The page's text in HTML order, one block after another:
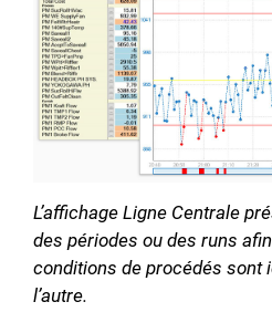
L’affichage Ligne Centrale
des périodes ou des runs
conditions de procédés sont
l’autre.